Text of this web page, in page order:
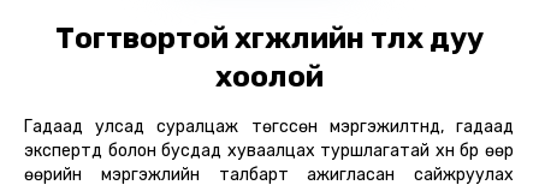
Тогтвортой хөгжлийн төлөөх дуу
хоолой
Гадаад улсад суралцаж төгссөн мэргэжилтнүүд, гадаад
экспертүүд болон бусдад хуваалцах туршлагатай хүн бүр өөр
өөрийн мэргэжлийн талбарт ажигласан сайжруулах